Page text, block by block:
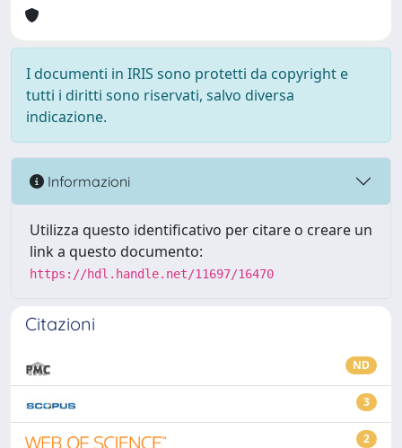
I documenti in IRIS sono protetti da copyright e
tutti i diritti sono riservati, salvo diversa
indicazione.
Informazioni
Utilizza questo identificativo per citare o creare un
link a questo documento:
https://hdl.handle.net/11697/16470
Citazioni
ND
3
2